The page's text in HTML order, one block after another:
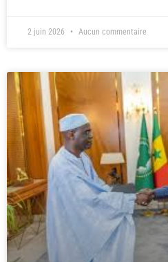
2 juin 2026 Aucun commentaire